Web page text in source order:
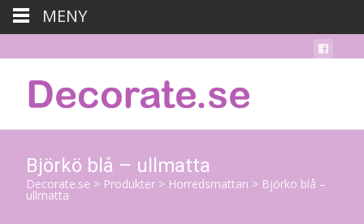
Björkö blå – ullmatta
Decorate.se > Produkter > Horredsmattan > Björkö blå –
ullmatta
MENY